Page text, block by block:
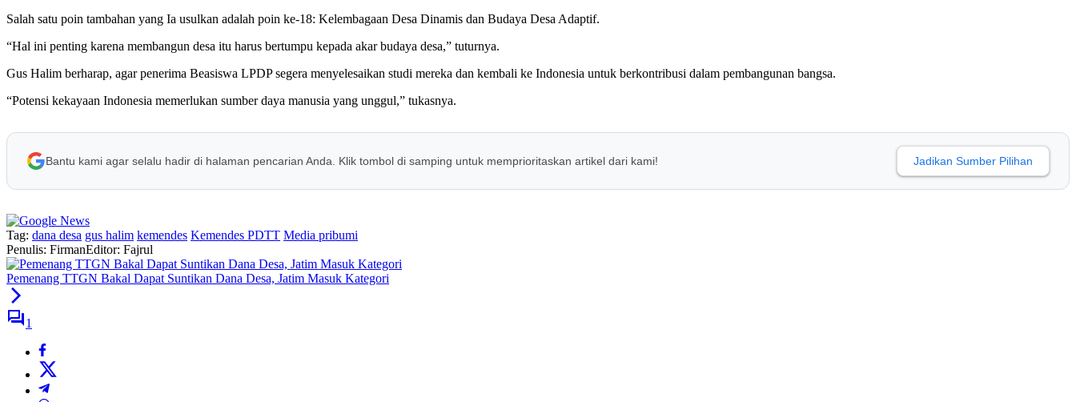
Salah satu poin tambahan yang Ia usulkan adalah poin ke-18: Kelembagaan Desa Dinamis dan Budaya Desa Adaptif.
“Hal ini penting karena membangun desa itu harus bertumpu kepada akar budaya desa,” tuturnya.
Gus Halim berharap, agar penerima Beasiswa LPDP segera menyelesaikan studi mereka dan kembali ke Indonesia untuk berkontribusi dalam pembangunan bangsa.
“Potensi kekayaan Indonesia memerlukan sumber daya manusia yang unggul,” tukasnya.
Bantu kami agar selalu hadir di halaman pencarian Anda. Klik tombol di samping untuk memprioritaskan artikel dari kami! Jadikan Sumber Pilihan
Tag: dana desa gus halim kemendes Kemendes PDTT Media pribumi
Penulis: FirmanEditor: Fajrul
Pemenang TTGN Bakal Dapat Suntikan Dana Desa, Jatim Masuk Kategori
1